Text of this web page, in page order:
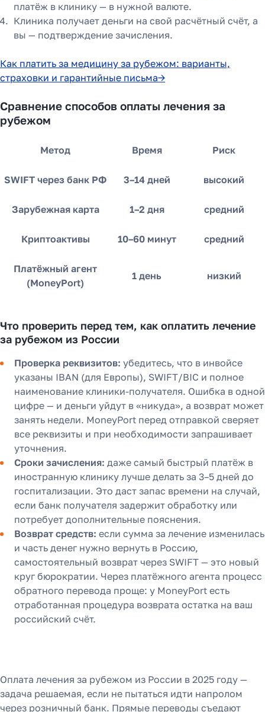
платёж в клинику — в нужной валюте.
Клиника получает деньги на свой расчётный счёт, а
вы — подтверждение зачисления.
Как платить за медицину за рубежом: варианты,
страховки и гарантийные письма→
Сравнение способов оплаты лечения за
рубежом
Метод Время Риск
SWIFT через банк РФ 3–14 дней высокий
Зарубежная карта 1–2 дня средний
Криптоактивы 10–60 минут средний
Платёжный агент
(MoneyPort)
1 день низкий
Что проверить перед тем, как оплатить лечение
за рубежом из России
Проверка реквизитов: убедитесь, что в инвойсе
указаны IBAN (для Европы), SWIFT/BIC и полное
наименование клиники-получателя. Ошибка в одной
цифре — и деньги уйдут в «никуда», а возврат может
занять недели. MoneyPort перед отправкой сверяет
все реквизиты и при необходимости запрашивает
уточнения.
Сроки зачисления: даже самый быстрый платёж в
иностранную клинику лучше делать за 3–5 дней до
госпитализации. Это даст запас времени на случай,
если банк получателя задержит обработку или
потребует дополнительные пояснения.
Возврат средств: если сумма за лечение изменилась
и часть денег нужно вернуть в Россию,
самостоятельный возврат через SWIFT — это новый
круг бюрократии. Через платёжного агента процесс
обратного перевода проще: у MoneyPort есть
отработанная процедура возврата остатка на ваш
российский счёт.
Оплата лечения за рубежом из России в 2025 году —
задача решаемая, если не пытаться идти напролом
через розничный банк. Прямые переводы съедают
Как перевести деньги
Рассказали, почему банки
агентам в 2025 году